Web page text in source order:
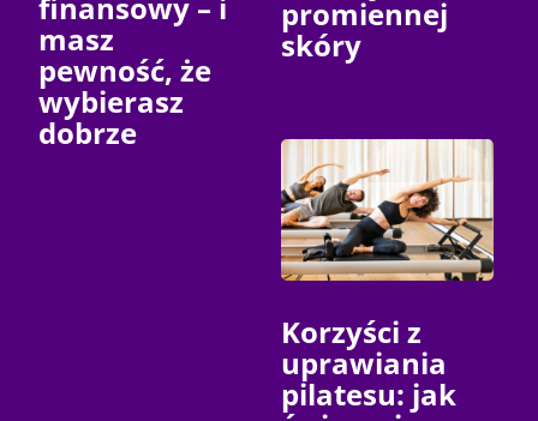
masz
pewność, że
wybierasz
dobrze
promiennej
skóry
Korzyści z
uprawiania
pilatesu: jak